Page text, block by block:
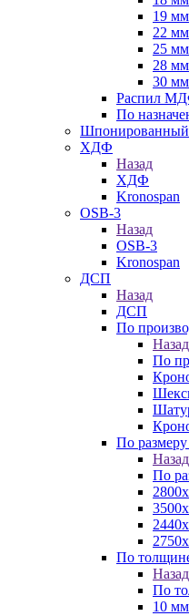
19 мм
22 мм
25 мм
28 мм
30 мм
Распил
По
ХДФ
Назад
ХДФ
Kronospan
OSB-3
Назад
OSB-3
Kronospan
ДСП
Назад
ДСП
По
Назад
По
По размеру
Назад
По
По
Назад
По
10 мм